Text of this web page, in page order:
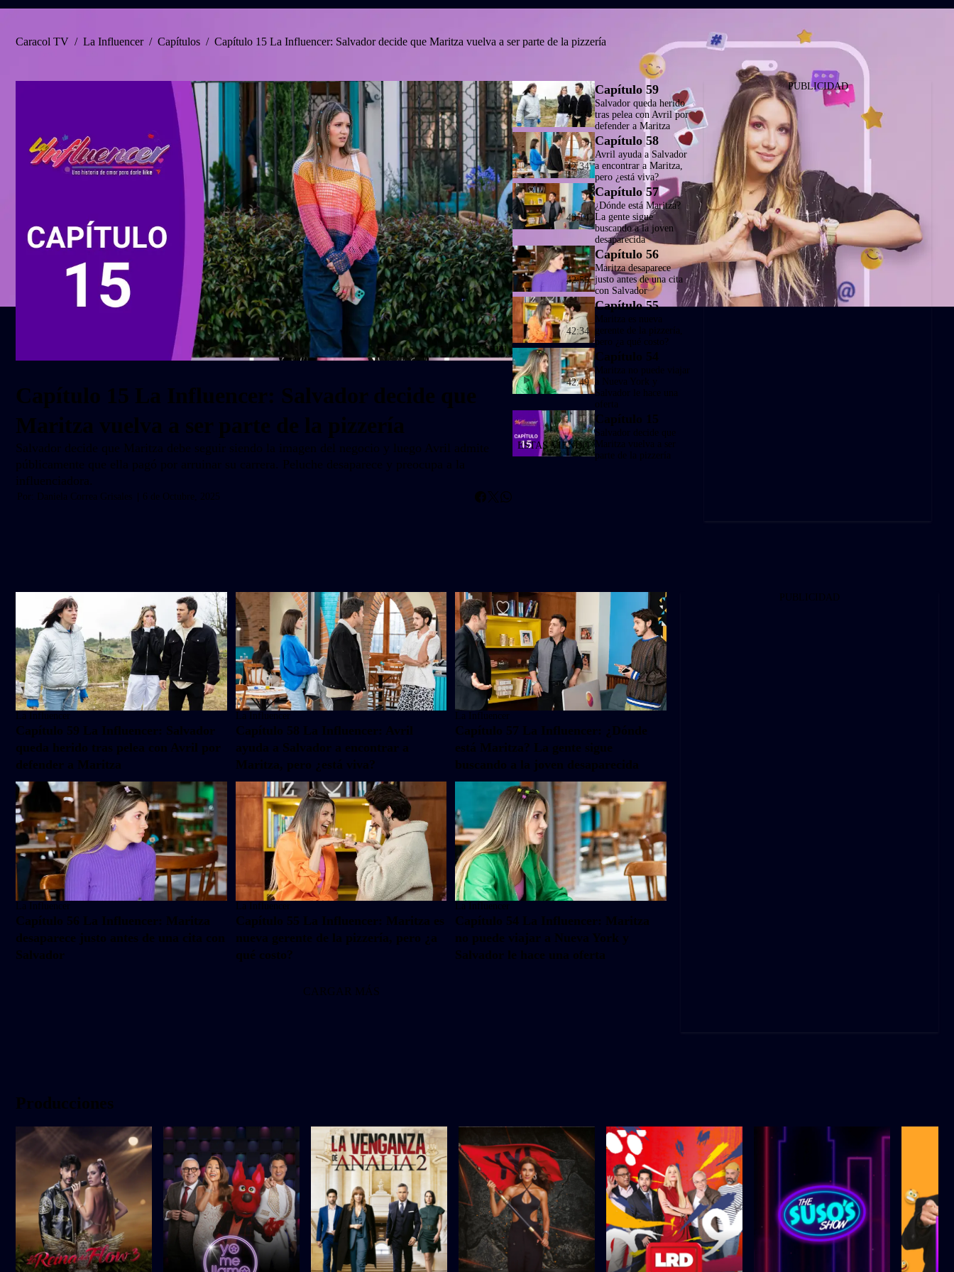
Caracol TV / La Influencer / Capítulos / Capítulo 15 La Influencer: Salvador decide que Maritza vuelva a ser parte de la pizzería
45:22 min
Capítulo 15 La Influencer: Salvador decide que
Maritza vuelva a ser parte de la pizzería
Salvador decide que Maritza debe seguir siendo la imagen del negocio y luego Avril admite
públicamente que ella pagó por arruinar su carrera. Peluche desaparece y preocupa a la
influenciadora.
Por: Daniela Correa Grisales
6 de Octubre, 2025
42:17
Capítulo 59
Salvador queda herido
tras pelea con Avril por
defender a Maritza
42:34
Capítulo 58
Avril ayuda a Salvador
a encontrar a Maritza,
pero ¿está viva?
43:14
Capítulo 57
¿Dónde está Maritza?
La gente sigue
buscando a la joven
desaparecida
42:59
Capítulo 56
Maritza desaparece
justo antes de una cita
con Salvador
42:34
Capítulo 55
Maritza es nueva
gerente de la pizzería,
pero ¿a qué costo?
42:49
Capítulo 54
Maritza no puede viajar
a Nueva York y
Salvador le hace una
oferta
Capítulo 15
Salvador decide que
Maritza vuelva a ser
parte de la pizzería
PUBLICIDAD
La Influencer
Capítulo 59 La Influencer: Salvador
queda herido tras pelea con Avril por
defender a Maritza
La Influencer
Capítulo 58 La Influencer: Avril
ayuda a Salvador a encontrar a
Maritza, pero ¿está viva?
La Influencer
Capítulo 57 La Influencer: ¿Dónde
está Maritza? La gente sigue
buscando a la joven desaparecida
La Influencer
Capítulo 56 La Influencer: Maritza
desaparece justo antes de una cita con
Salvador
La Influencer
Capítulo 55 La Influencer: Maritza es
nueva gerente de la pizzería, pero ¿a
qué costo?
La Influencer
Capítulo 54 La Influencer: Maritza
no puede viajar a Nueva York y
Salvador le hace una oferta
CARGAR MÁS
PUBLICIDAD
Producciones